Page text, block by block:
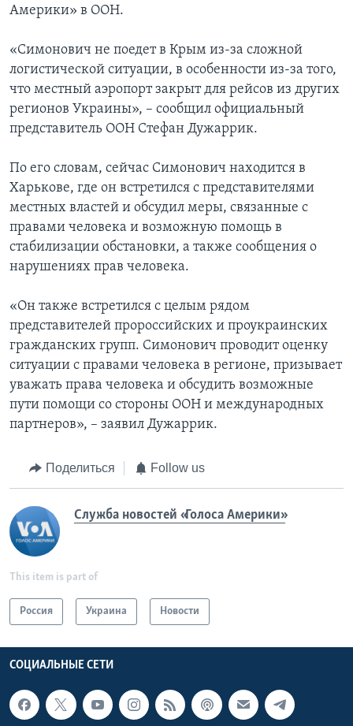
Америки» в ООН.
«Симонович не поедет в Крым из-за сложной
логистической ситуации, в особенности из-за того,
что местный аэропорт закрыт для рейсов из других
регионов Украины», – сообщил официальный
представитель ООН Стефан Дужаррик.
По его словам, сейчас Симонович находится в
Харькове, где он встретился с представителями
местных властей и обсудил меры, связанные с
правами человека и возможную помощь в
стабилизации обстановки, а также сообщения о
нарушениях прав человека.
«Он также встретился с целым рядом
представителей пророссийских и проукраинских
гражданских групп. Симонович проводит оценку
ситуации с правами человека в регионе, призывает
уважать права человека и обсудить возможные
пути помощи со стороны ООН и международных
партнеров», – заявил Дужаррик.
Поделиться Follow us
Служба новостей «Голоса Америки»
This item is part of
Россия Украина Новости
СОЦИАЛЬНЫЕ СЕТИ